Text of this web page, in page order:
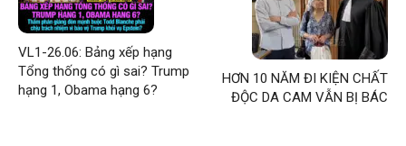
VL1-26.06: Bảng xếp hạng
Tổng thống có gì sai? Trump
hạng 1, Obama hạng 6?
HƠN 10 NĂM ĐI KIỆN CHẤT
ĐỘC DA CAM VẪN BỊ BÁC